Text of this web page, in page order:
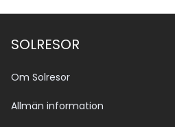
SOLRESOR
Om Solresor
Allmän information